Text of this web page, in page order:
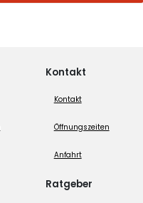
Kontakt
Kontakt
Öffnungszeiten
Anfahrt
Ratgeber